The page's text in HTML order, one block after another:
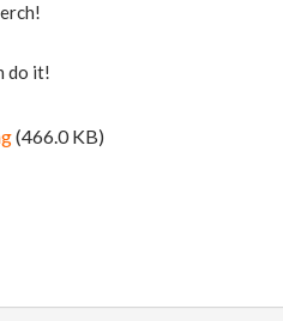
do it!
(466.0 KB)